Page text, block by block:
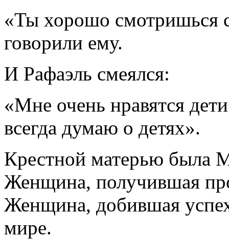
«Ты хорошо смотришься
говорили ему.
И Рафаэль смеялся:
«Мне очень нравятся
всегда думаю о детях».
Крестной матерью была
Женщина, получившая
Женщина, добившая
мире.